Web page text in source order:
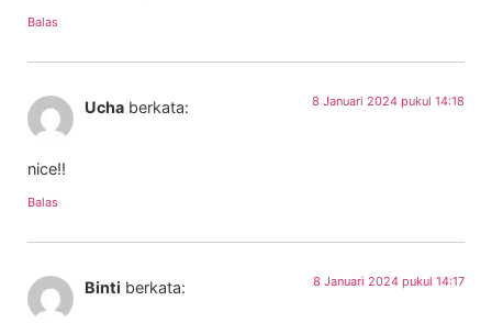
Balas
Ucha berkata: 8 Januari 2024 pukul 14:18
nice!!
Balas
Binti berkata: 8 Januari 2024 pukul 14:17